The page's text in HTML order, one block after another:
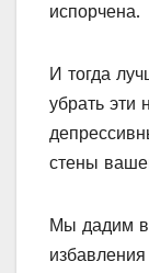
испорчена.
И тогда
убрать эти
стены
Мы дадим